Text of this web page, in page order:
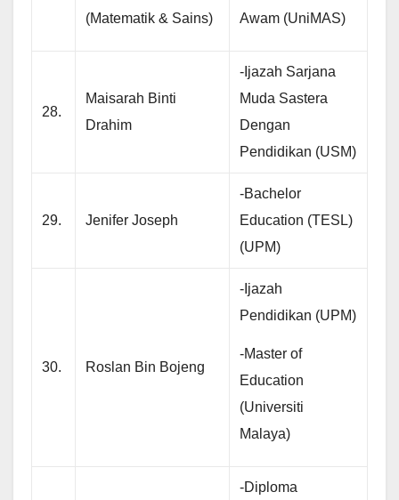
(Matematik & Sains)
Awam (UniMAS)
28.
Maisarah Binti
Drahim
-Ijazah Sarjana
Muda Sastera
Dengan
Pendidikan (USM)
29. Jenifer Joseph
-Bachelor
Education (TESL)
(UPM)
30. Roslan Bin Bojeng
-Ijazah
Pendidikan (UPM)
-Master of
Education
(Universiti
Malaya)
-Diploma